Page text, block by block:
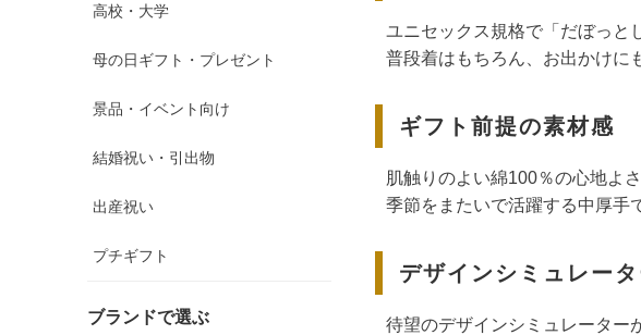
高校・大学
母の日ギフト・プレゼント
景品・イベント向け
結婚祝い・引出物
出産祝い
プチギフト
ブランドで選ぶ
ユニセックス規格で「だぼっと
普段着はもちろん、お出かけに
ギフト前提の素材感
肌触りのよい綿100％の心地よさ
季節をまたいで活躍する中厚手
デザインシミュレー
待望のデザインシミュレーター